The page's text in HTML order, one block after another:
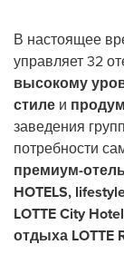
В настоящее
управляет 32
высокому
стиле и
заведения
потребности
премиум-отель
HOTELS,
LOTTE City
отдыха LOTTE